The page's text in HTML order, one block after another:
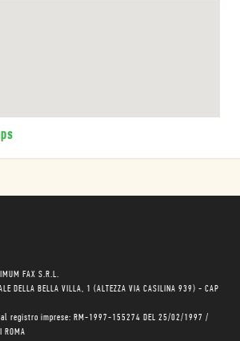
FAX S.R.L.
DELLA BELLA VILLA, 1 (ALTEZZA VIA CASILINA 939) - CAP
al registro imprese: RM-1997-155274 DEL 25/02/1997 /
ROMA